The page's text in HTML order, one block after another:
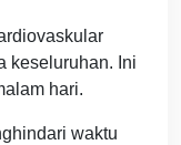
keseluruhan. Ini
hari.
waktu